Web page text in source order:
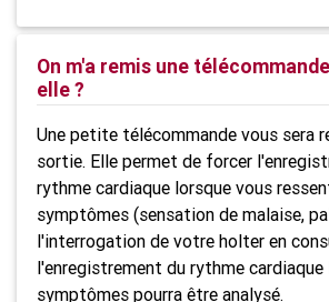
On m'a remis une
elle ?
Une petite télécommande vous sera
sortie. Elle permet de forcer
rythme cardiaque lorsque vous
symptômes (sensation de malaise,
l'interrogation de votre holter en
l'enregistrement du rythme cardiaque
symptômes pourra être analysé.